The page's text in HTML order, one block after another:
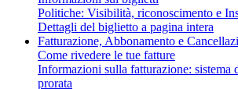
Politiche: Visibilità, riconoscimento e
Dettagli del biglietto a pagina intera
Fatturazione, Abbonamento e
Come rivedere le tue fatture
Informazioni sulla fatturazione: sistema
prorata